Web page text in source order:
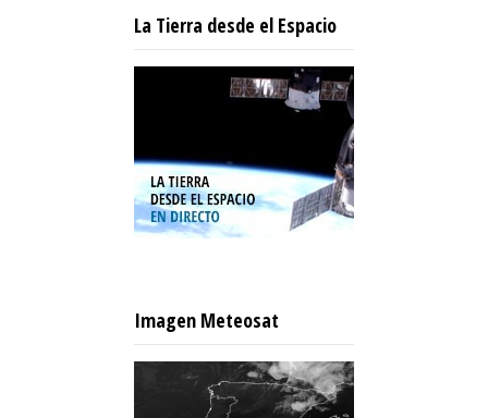
La Tierra desde el Espacio
Imagen Meteosat